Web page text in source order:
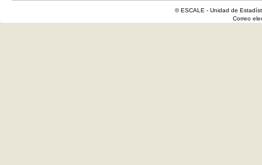
© ESCALE - Unidad de
Correo